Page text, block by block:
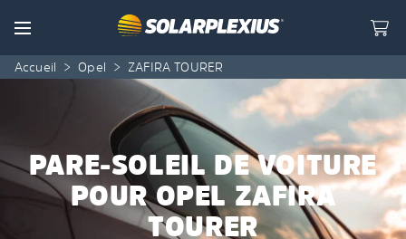
Menu
Accueil > Opel > ZAFIRA TOURER
PARE-SOLEIL DE VOITURE
POUR OPEL ZAFIRA
TOURER